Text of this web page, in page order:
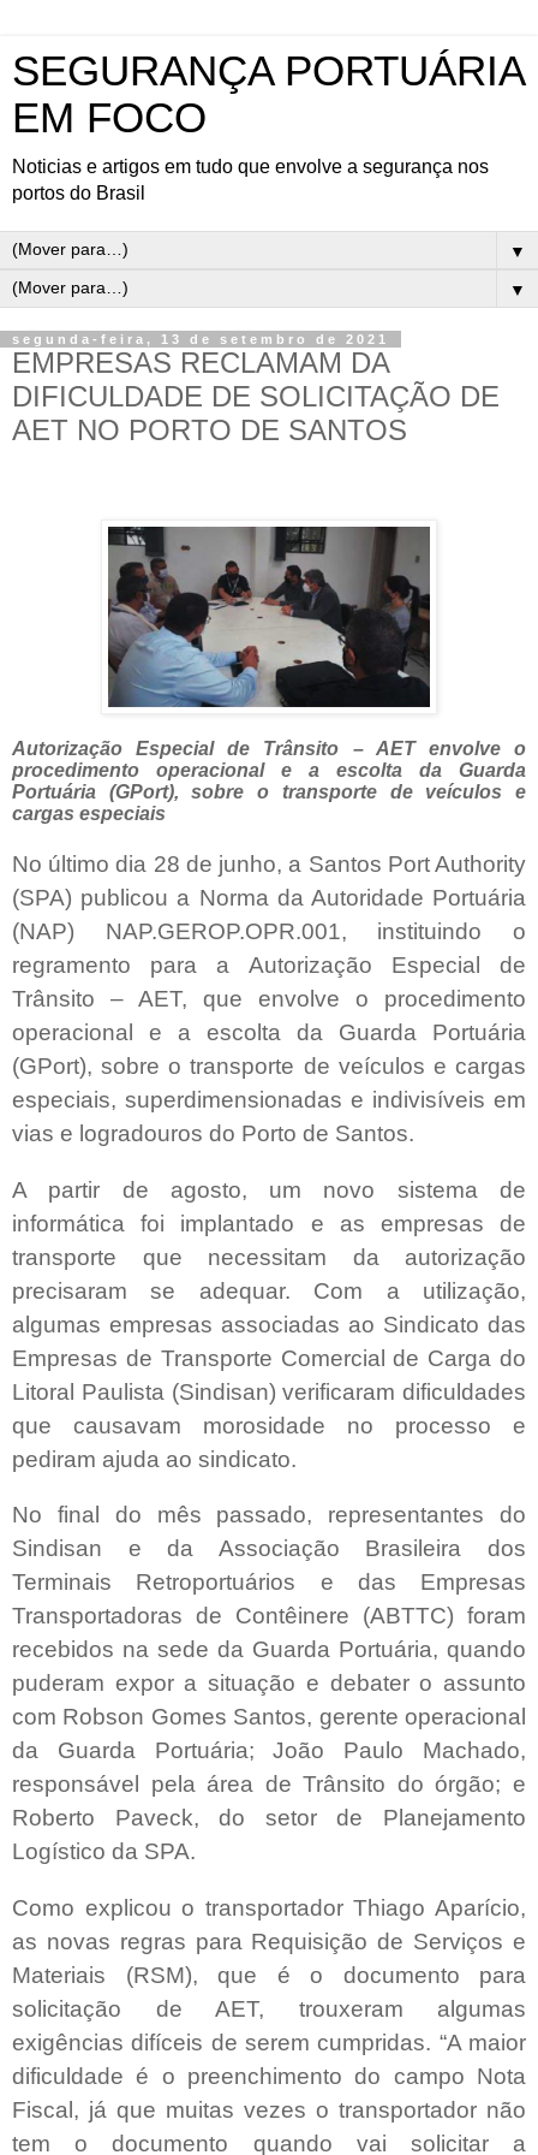
SEGURANÇA PORTUÁRIA
EM FOCO
Noticias e artigos em tudo que envolve a segurança nos
portos do Brasil
▼
▼
segunda-feira, 13 de setembro de 2021
EMPRESAS RECLAMAM DA
DIFICULDADE DE SOLICITAÇÃO DE
AET NO PORTO DE SANTOS
Autorização Especial de Trânsito – AET envolve o
procedimento operacional e a escolta da Guarda
Portuária (GPort), sobre o transporte de veículos e
cargas especiais
No último dia 28 de junho, a Santos Port Authority
(SPA) publicou a Norma da Autoridade Portuária
(NAP) NAP.GEROP.OPR.001, instituindo o
regramento para a Autorização Especial de
Trânsito – AET, que envolve o procedimento
operacional e a escolta da Guarda Portuária
(GPort), sobre o transporte de veículos e cargas
especiais, superdimensionadas e indivisíveis em
vias e logradouros do Porto de Santos.
A partir de agosto, um novo sistema de
informática foi implantado e as empresas de
transporte que necessitam da autorização
precisaram se adequar. Com a utilização,
algumas empresas associadas ao Sindicato das
Empresas de Transporte Comercial de Carga do
Litoral Paulista (Sindisan) verificaram dificuldades
que causavam morosidade no processo e
pediram ajuda ao sindicato.
No final do mês passado, representantes do
Sindisan e da Associação Brasileira dos
Terminais Retroportuários e das Empresas
Transportadoras de Contêinere (ABTTC) foram
recebidos na sede da Guarda Portuária, quando
puderam expor a situação e debater o assunto
com Robson Gomes Santos, gerente operacional
da Guarda Portuária; João Paulo Machado,
responsável pela área de Trânsito do órgão; e
Roberto Paveck, do setor de Planejamento
Logístico da SPA.
Como explicou o transportador Thiago Aparício,
as novas regras para Requisição de Serviços e
Materiais (RSM), que é o documento para
solicitação de AET, trouxeram algumas
exigências difíceis de serem cumpridas. “A maior
dificuldade é o preenchimento do campo Nota
Fiscal, já que muitas vezes o transportador não
tem o documento quando vai solicitar a